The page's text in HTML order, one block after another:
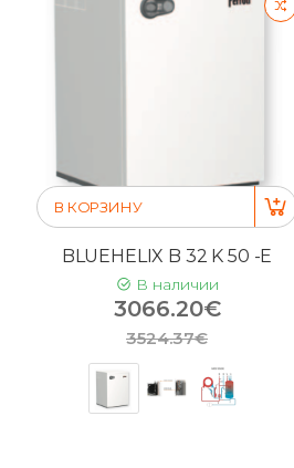
В КОРЗИНУ
BLUEHELIX B 32 K 50 -E
В наличии
3066.20€
3524.37€